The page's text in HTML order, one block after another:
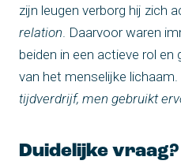
zijn leugen verborg hij zich
relation . Daarvoor waren
beiden in een actieve rol
van het menselijke lichaam.
tijdverdrijf, men gebruikt
Duidelijke vraag?